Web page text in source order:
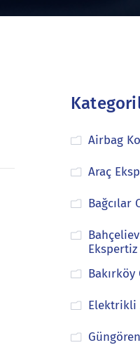
Airbag
Araç
Bağcılar
Ekspertiz
Elektrikli